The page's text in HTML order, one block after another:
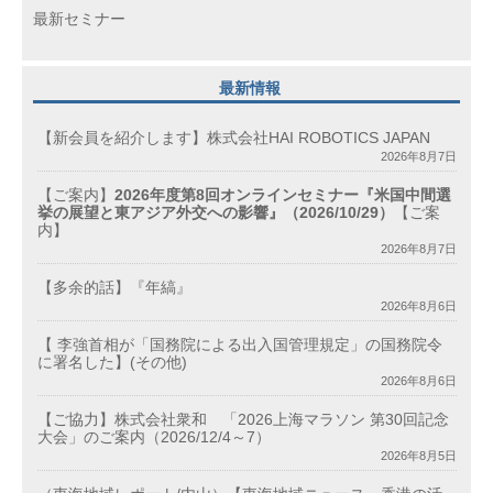
最新セミナー
最新情報
【新会員を紹介します】株式会社HAI ROBOTICS JAPAN
2026年8月7日
【ご案内】 2026年度第8回オンラインセミナー『米国中間選
挙の展望と東アジア外交への影響』（2026/10/29）
【ご案
内】
2026年8月7日
【多余的話】『年縞』
2026年8月6日
【 李強首相が「国務院による出入国管理規定」の国務院令
に署名した】(その他)
2026年8月6日
【ご協力】株式会社衆和 「2026上海マラソン 第30回記念
大会」のご案内（2026/12/4～7）
2026年8月5日